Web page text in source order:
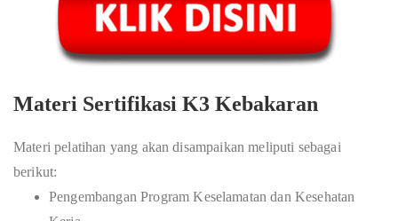
Materi Sertifikasi K3 Kebakaran
Materi pelatihan yang akan disampaikan meliputi sebagai
berikut:
Pengembangan Program Keselamatan dan Kesehatan